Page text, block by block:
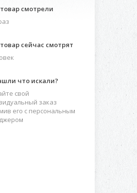
смотрели
сейчас смотрят
что искали?
свой
заказ
его с персональным